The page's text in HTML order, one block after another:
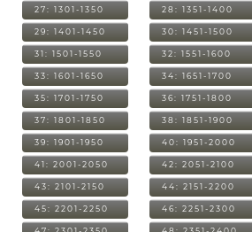
27: 1301-1350 28: 1351-1400
29: 1401-1450 30: 1451-1500
31: 1501-1550 32: 1551-1600
33: 1601-1650 34: 1651-1700
35: 1701-1750 36: 1751-1800
37: 1801-1850 38: 1851-1900
39: 1901-1950 40: 1951-2000
41: 2001-2050 42: 2051-2100
43: 2101-2150 44: 2151-2200
45: 2201-2250 46: 2251-2300